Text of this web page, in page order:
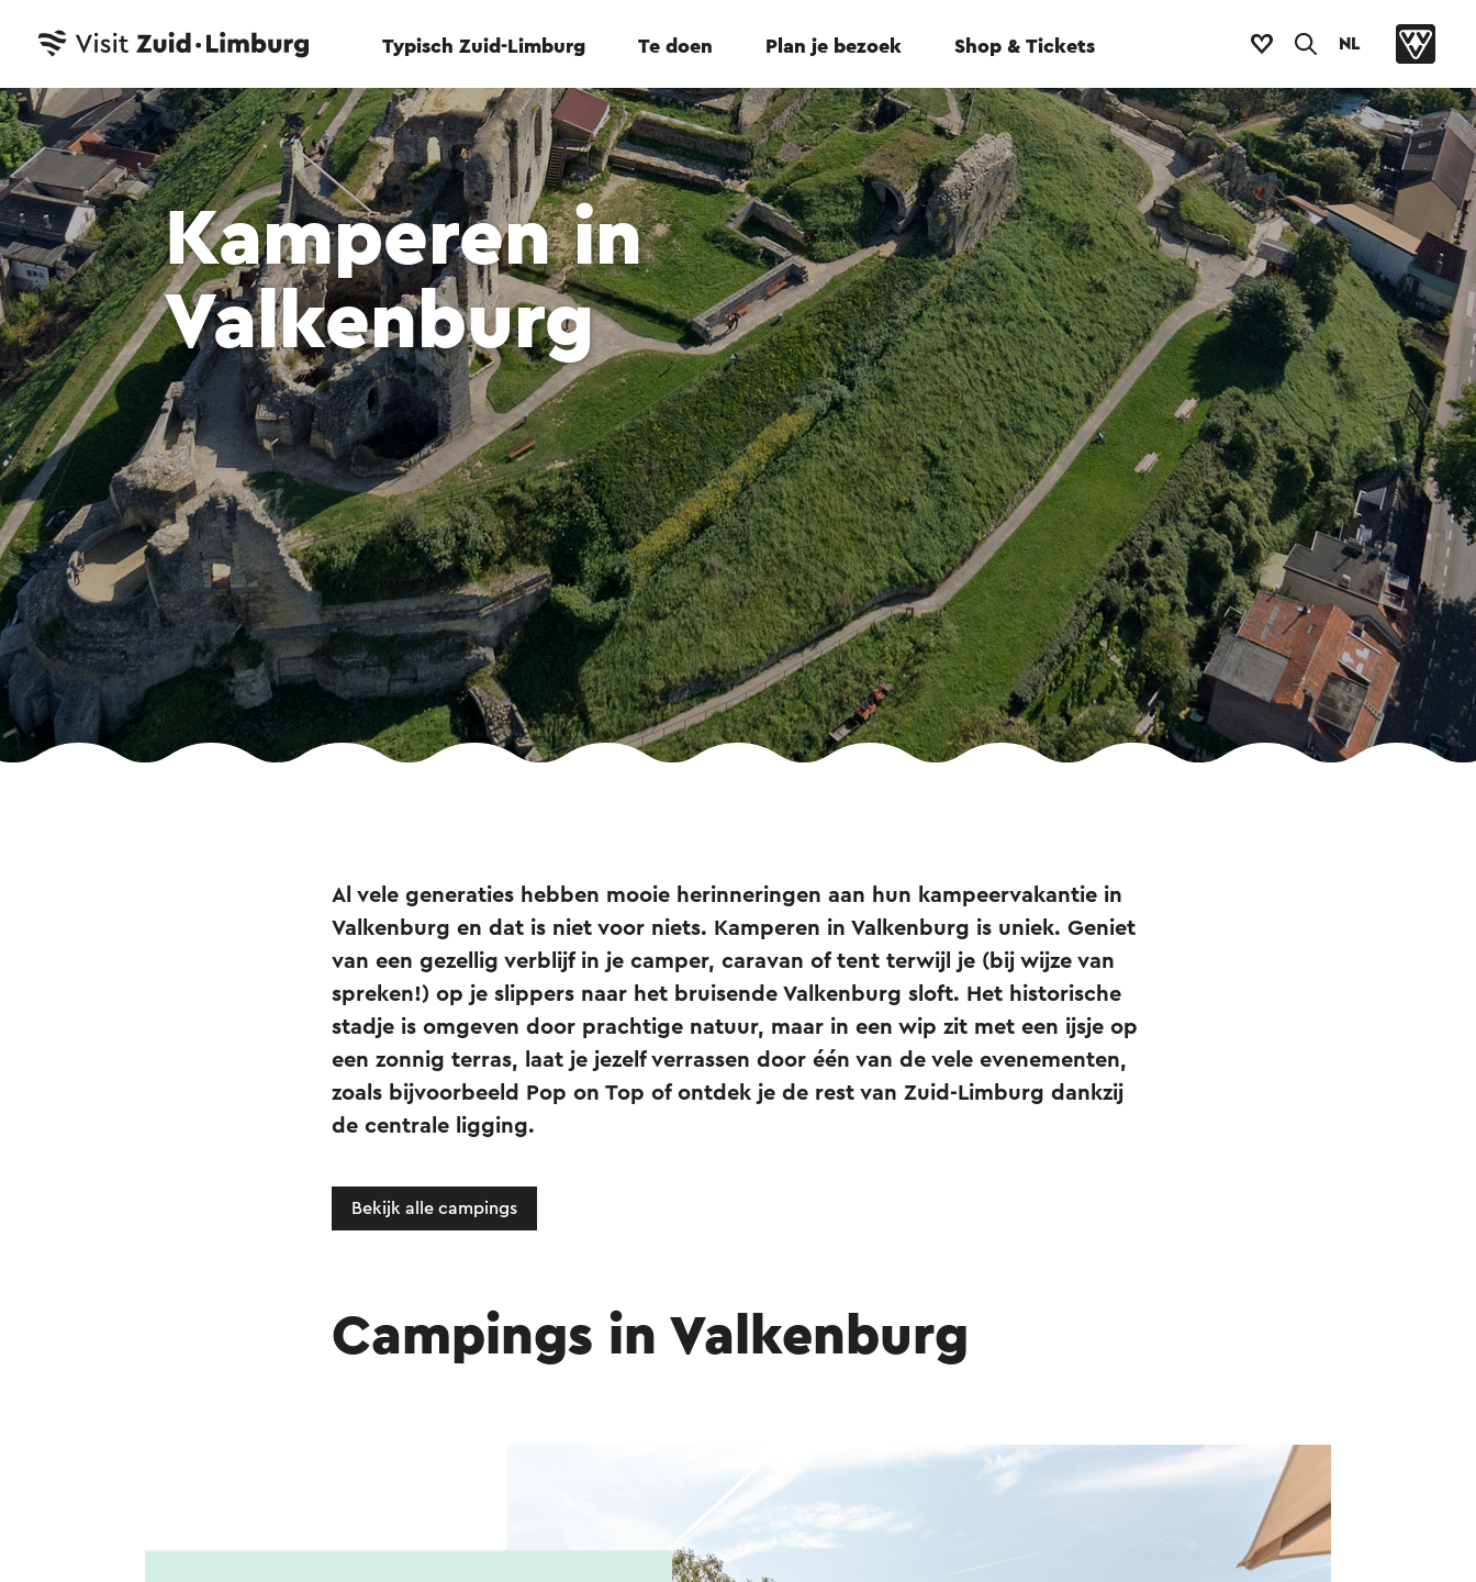
Typisch Zuid-Limburg Te doen Plan je bezoek Shop & Tickets NL
Kamperen in
Valkenburg
Al vele generaties hebben mooie herinneringen aan hun kampeervakantie in
Valkenburg en dat is niet voor niets. Kamperen in Valkenburg is uniek. Geniet
van een gezellig verblijf in je camper, caravan of tent terwijl je (bij wijze van
spreken!) op je slippers naar het bruisende Valkenburg sloft. Het historische
stadje is omgeven door prachtige natuur, maar in een wip zit met een ijsje op
een zonnig terras, laat je jezelf verrassen door één van de vele evenementen,
zoals bijvoorbeeld Pop on Top of ontdek je de rest van Zuid-Limburg dankzij
de centrale ligging.
Bekijk alle campings
Campings in Valkenburg